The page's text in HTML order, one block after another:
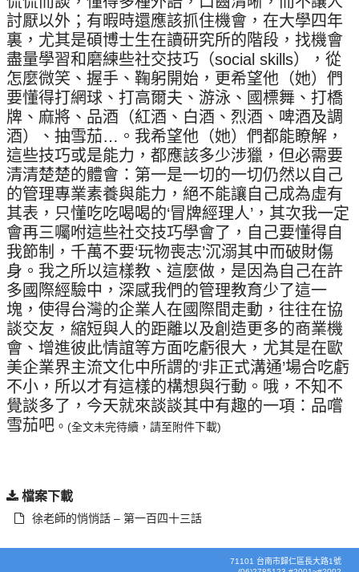
討厭以外；有暇時還應該抓住機會，在大學四年
裏，尤其是碩博士生在讀研究所的階段，找機會
盡量學習和磨練些社交技巧（social skills），從
怎麼微笑、握手、鞠躬開始，更希望他（她）們
要懂得打網球、打高爾夫、游泳、國標舞、打橋
牌、麻將、品酒（紅酒、白酒、烈酒、啤酒及調
酒）、抽雪茄…。我希望他（她）們都能瞭解，
這些技巧或是能力，都應該多少涉獵，但必需要
清清楚楚的體會：第一是一切的一切仍然以自己
的管理專業素養與能力，絕不能讓自己成為虛有
其表，只懂吃吃喝喝的‘冒牌經理人’，其次我一定
會再三囑咐這些社交技巧學會了，自己要懂得自
我節制，千萬不要‘玩物喪志’沉溺其中而破財傷
身。我之所以這樣教、這麼做，是因為自己在許
多國際經驗中，深感我們的管理教育少了這一
塊，使得台灣的企業人在國際間走動，往往在協
談交友，縮短與人的距離以及創造更多的商業機
會、增進彼此情誼等方面吃虧很大，尤其是在歐
美企業界主流文化中所謂的‘非正式溝通’場合吃虧
不小，所以才有這樣的構想與行動。哦，不知不
覺談多了，今天就來談談其中有趣的一項：品嚐
雪茄吧 。 (全文未完待續，請至附件下載)
檔案下載
徐老師的悄悄話 – 第一百四十三話
71101 台南市歸仁區長大路1號